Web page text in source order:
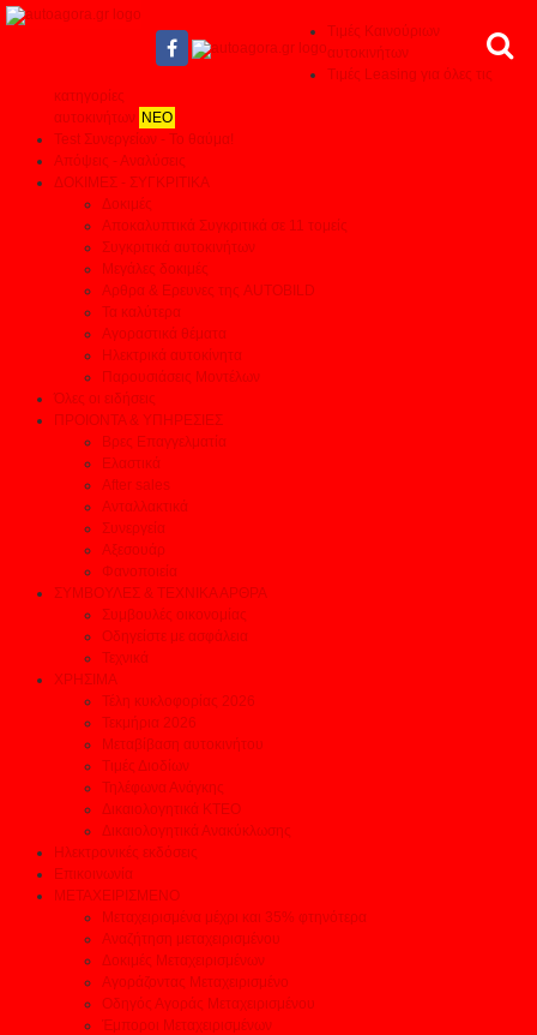
Τιμές Καινούριων
αυτοκινήτων
Τιμές Leasing για όλες τις
κατηγορίες
αυτοκινήτων ΝΕΟ
Test Συνεργείων - Το θαύμα!
Απόψεις - Αναλύσεις
ΔΟΚΙΜΕΣ - ΣΥΓΚΡΙΤΙΚΑ
Δοκιμές
Αποκαλυπτικά Συγκριτικά σε 11 τομείς
Συγκριτικά αυτοκινήτων
Μεγάλες δοκιμές
Αρθρα & Ερευνες της AUTOBILD
Τα καλύτερα
Αγοραστικά θέματα
Ηλεκτρικά αυτοκίνητα
Παρουσιάσεις Μοντέλων
Όλες οι ειδήσεις
ΠΡΟΙΟΝΤΑ & ΥΠΗΡΕΣΙΕΣ
Βρες Επαγγελματία
Ελαστικά
After sales
Ανταλλακτικά
Συνεργεία
Αξεσουάρ
Φανοποιεία
ΣΥΜΒΟΥΛΕΣ & ΤΕΧΝΙΚΑ ΑΡΘΡΑ
Συμβουλές οικονομίας
Οδηγείστε με ασφάλεια
Τεχνικά
ΧΡΗΣΙΜΑ
Τέλη κυκλοφορίας 2026
Τεκμήρια 2026
Μεταβίβαση αυτοκινήτου
Τιμές Διοδίων
Τηλέφωνα Ανάγκης
Δικαιολογητικά ΚΤΕΟ
Δικαιολογητικά Ανακύκλωσης
Ηλεκτρονικές εκδόσεις
Επικοινωνία
ΜΕΤΑΧΕΙΡΙΣΜΕΝΟ
Μεταχειρισμένα μέχρι και 35% φτηνότερα
Αναζήτηση μεταχειρισμένου
Δοκιμές Μεταχειρισμένων
Αγοράζοντας Μεταχειρισμένο
Οδηγός Αγοράς Μεταχειρισμένου
Έμποροι Μεταχειρισμένων